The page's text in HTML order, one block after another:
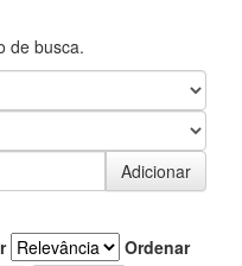
de busca.
Ordenar